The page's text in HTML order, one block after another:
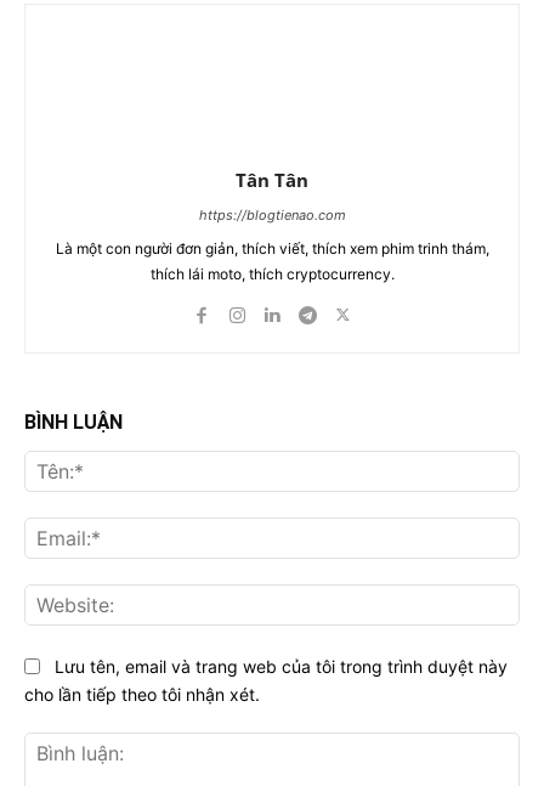
Tân Tân
https://blogtienao.com
Là một con người đơn giản, thích viết, thích xem phim trinh thám,
thích lái moto, thích cryptocurrency.
BÌNH LUẬN
Lưu tên, email và trang web của tôi trong trình duyệt này
cho lần tiếp theo tôi nhận xét.